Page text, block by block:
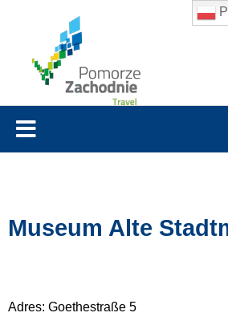
Museum Alte
Adres: Goethestraße 5